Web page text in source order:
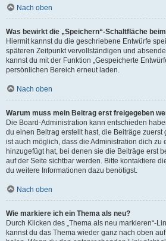
Nach oben
Was bewirkt die „Speichern“-Schaltfläche
Hiermit kannst du die geschriebene Entwürfe
späteren Zeitpunkt vervollständigen und
kannst du mit der Funktion „Gespeicherte
persönlichen Bereich erneut laden.
Nach oben
Warum muss mein Beitrag erst freigegeben
Die Board-Administration kann entschieden
du einen Beitrag erstellt hast, die Beiträge zuerst
ist auch möglich, dass die Administration dich zu
hinzugefügt hat, bei denen sie die Beiträge erst
auf der Seite sichtbar werden. Bitte kontaktiere
du weitere Informationen dazu benötigst.
Nach oben
Wie markiere ich ein Thema als neu?
Durch Klicken des „Thema als neu markieren“-
kannst du das Thema wieder ganz nach oben